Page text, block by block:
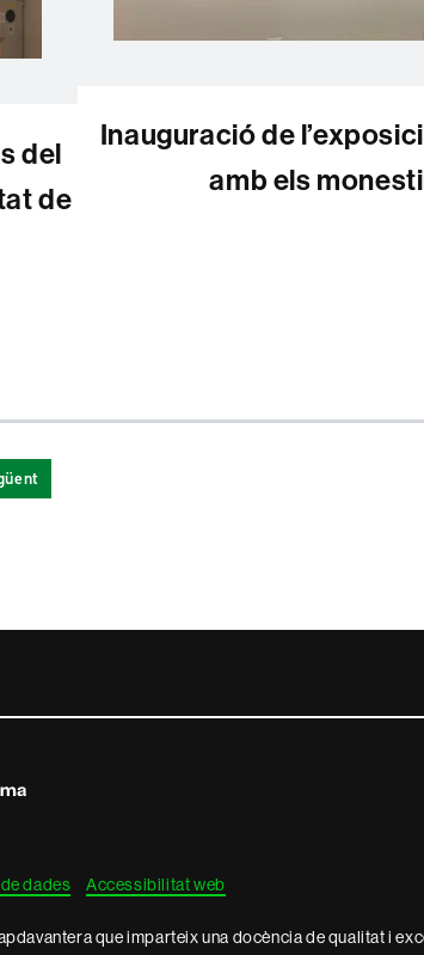
del
de
Inauguració de
amb els
dades Accessibilitat web
que imparteix una docència de qualitat i